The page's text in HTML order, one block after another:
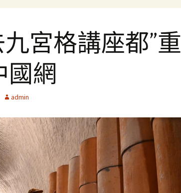
宮格講座都”重
國網
admin